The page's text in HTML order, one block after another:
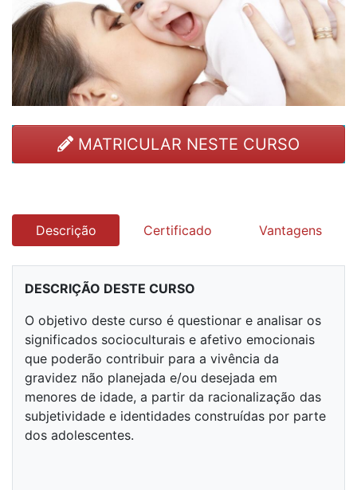
MATRICULAR NESTE CURSO
Descrição Certificado Vantagens
DESCRIÇÃO DESTE CURSO
O objetivo deste curso é questionar e analisar os
significados socioculturais e afetivo emocionais
que poderão contribuir para a vivência da
gravidez não planejada e/ou desejada em
menores de idade, a partir da racionalização das
subjetividade e identidades construídas por parte
dos adolescentes.